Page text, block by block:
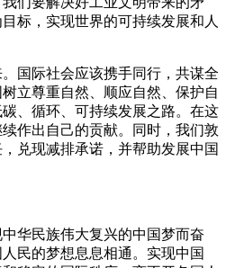
标，实现世界的可持续发展和人
国际社会应该携手同行，共谋全
立尊重自然、顺应自然、保护自
、循环、可持续发展之路。在这
作出自己的贡献。同时，我们敦
兑现减排承诺，并帮助发展中国
华民族伟大复兴的中国梦而奋
民的梦想息息相通。实现中国